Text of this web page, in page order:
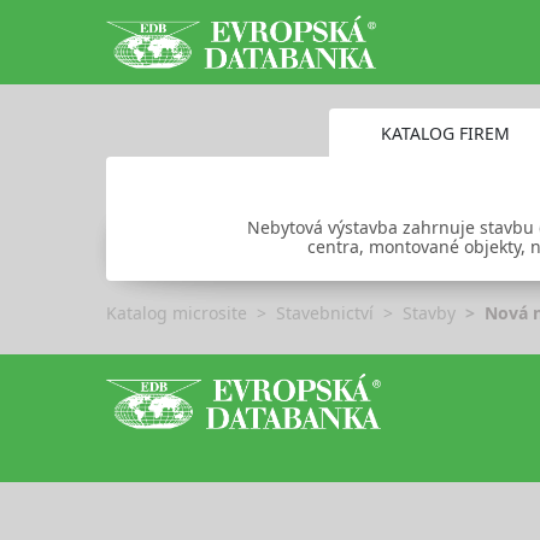
KATALOG FIREM
Nebytová výstavba zahrnuje
centra, montované objekty,
Katalog microsite Stavebnictví Stavby Nová